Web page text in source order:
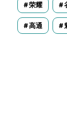
荣耀
高通